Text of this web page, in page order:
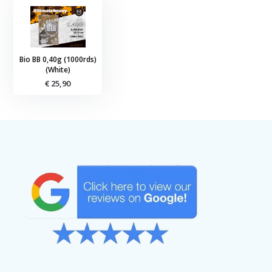
Bio BB 0,40g (1000rds)
(White)
€ 25,90